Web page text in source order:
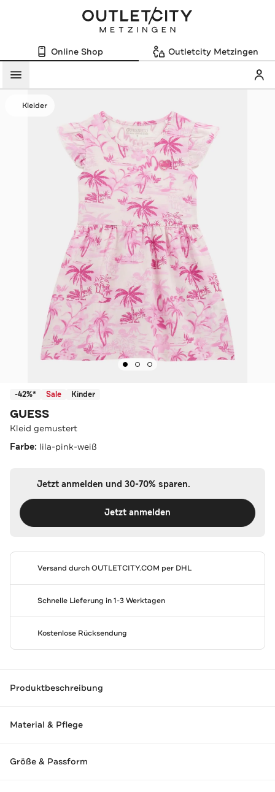
Online Shop Outletcity Metzingen
Menü
Kleider
-42%* Sale Kinder
GUESS
Kleid gemustert
Farbe: lila-pink-weiß
Jetzt anmelden und 30-70% sparen.
Jetzt anmelden
Versand durchOUTLETCITY.COM per DHL
Schnelle Lieferung in 1-3 Werktagen
Kostenlose Rücksendung
Produktbeschreibung
Material & Pflege
Größe & Passform